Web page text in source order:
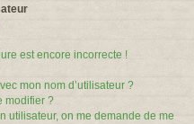
est encore incorrecte !
mon nom d’utilisateur ?
modifier ?
utilisateur, on me demande de me